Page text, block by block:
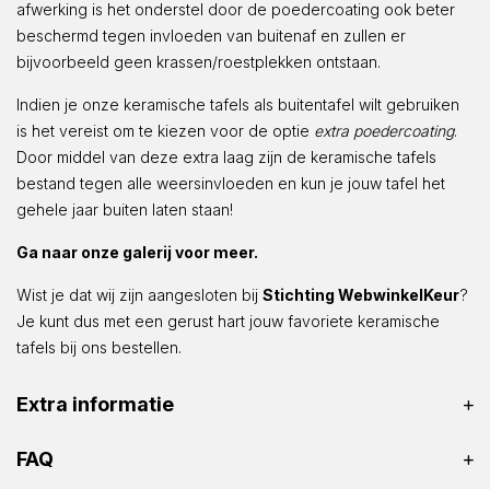
afwerking is het onderstel door de poedercoating ook beter
beschermd tegen invloeden van buitenaf en zullen er
bijvoorbeeld geen krassen/roestplekken ontstaan.
Indien je onze keramische tafels als buitentafel wilt gebruiken
is het vereist om te kiezen voor de optie extra poedercoating.
Door middel van deze extra laag zijn de keramische tafels
bestand tegen alle weersinvloeden en kun je jouw tafel het
gehele jaar buiten laten staan!
Ga naar onze galerij voor meer.
Wist je dat wij zijn aangesloten bij Stichting WebwinkelKeur?
Je kunt dus met een gerust hart jouw favoriete keramische
tafels bij ons bestellen.
Extra informatie
FAQ